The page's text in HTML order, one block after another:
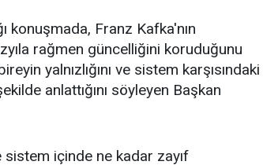
konuşmada, Franz Kafka'nın
rağmen güncelliğini koruduğunu
yalnızlığını ve sistem karşısındaki
anlattığını söyleyen Başkan
sistem içinde ne kadar zayıf